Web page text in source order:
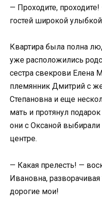
— Проходите,
гостей широкой
Квартира была полна
уже расположились
сестра свекрови Елена
племянник Дмитрий с
Степановна и еще
мать и протянул
они с Оксаной
центре.
— Какая прелесть! —
Ивановна,
дорогие мои!